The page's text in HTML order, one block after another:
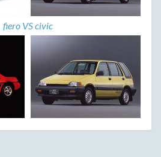
fiero VS civic